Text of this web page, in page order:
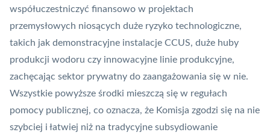
współuczestniczyć finansowo w projektach
przemysłowych niosących duże ryzyko technologiczne,
takich jak demonstracyjne instalacje CCUS, duże huby
produkcji wodoru czy innowacyjne linie produkcyjne,
zachęcając sektor prywatny do zaangażowania się w nie.
Wszystkie powyższe środki mieszczą się w regułach
pomocy publicznej, co oznacza, że Komisja zgodzi się na nie
szybciej i łatwiej niż na tradycyjne subsydiowanie